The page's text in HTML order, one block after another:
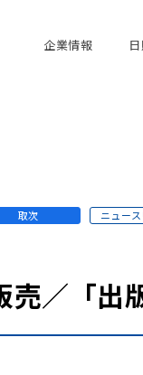
企業情報
取次 ニュー
売／「出